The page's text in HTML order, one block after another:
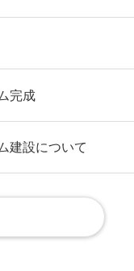
完成
建設について